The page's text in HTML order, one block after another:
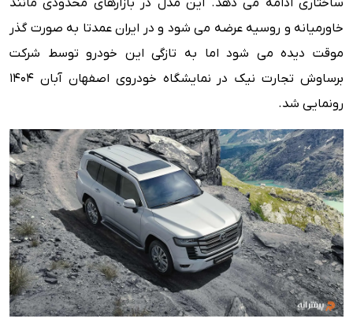
خاورمیانه و روسیه عرضه می شود و در ایران عمدتا به صورت گذر
موقت دیده می شود اما به تازگی این خودرو توسط شرکت
برساوش تجارت نیک در نمایشگاه خودروی اصفهان آبان ۱۴۰۴
رونمایی شد.